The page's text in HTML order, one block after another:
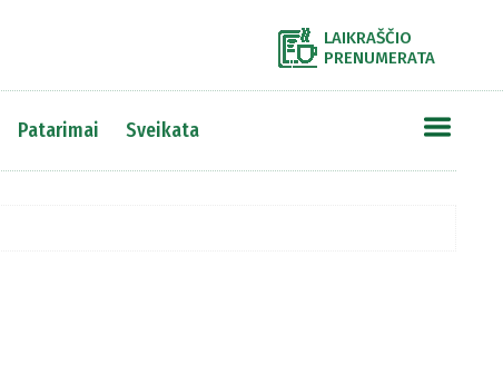
LAIKRAŠČIO
PRENUMERATA
Patarimai Sveikata